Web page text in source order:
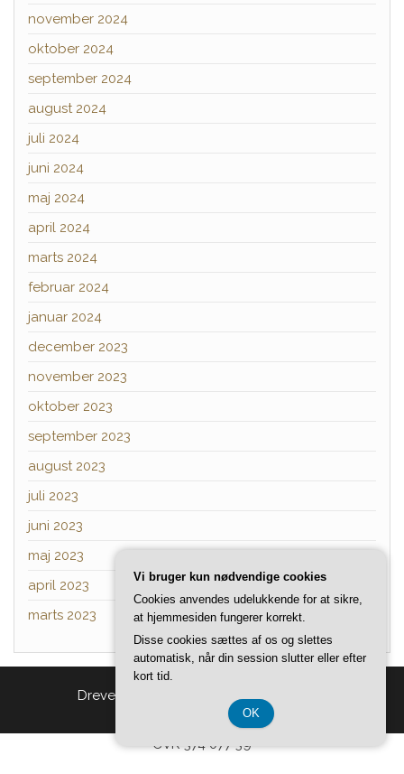
november 2024
oktober 2024
september 2024
august 2024
juli 2024
juni 2024
maj 2024
april 2024
marts 2024
februar 2024
januar 2024
december 2023
november 2023
oktober 2023
september 2023
august 2023
juli 2023
juni 2023
maj 2023
april 2023
marts 2023
Drevet af Tema:Head Blog
CVR 374 077 39
Vi bruger kun nødvendige cookies
Cookies anvendes udelukkende for at sikre,
at hjemmesiden fungerer korrekt.
Disse cookies sættes af os og slettes
automatisk, når din session slutter eller efter
kort tid.
OK